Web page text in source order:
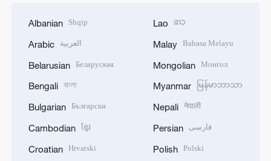
Albanian Shqip
Arabic العربية
Belarusian Беларуская
Bengali বাংলা
Bulgarian Български
Cambodian ខ្មែរ
Croatian Hrvatski
Lao ລາວ
Malay Bahasa Melayu
Mongolian Монгол
Myanmar မြန်မာဘာသာ
Nepali नेपाली
Persian فارسی
Polish Polski